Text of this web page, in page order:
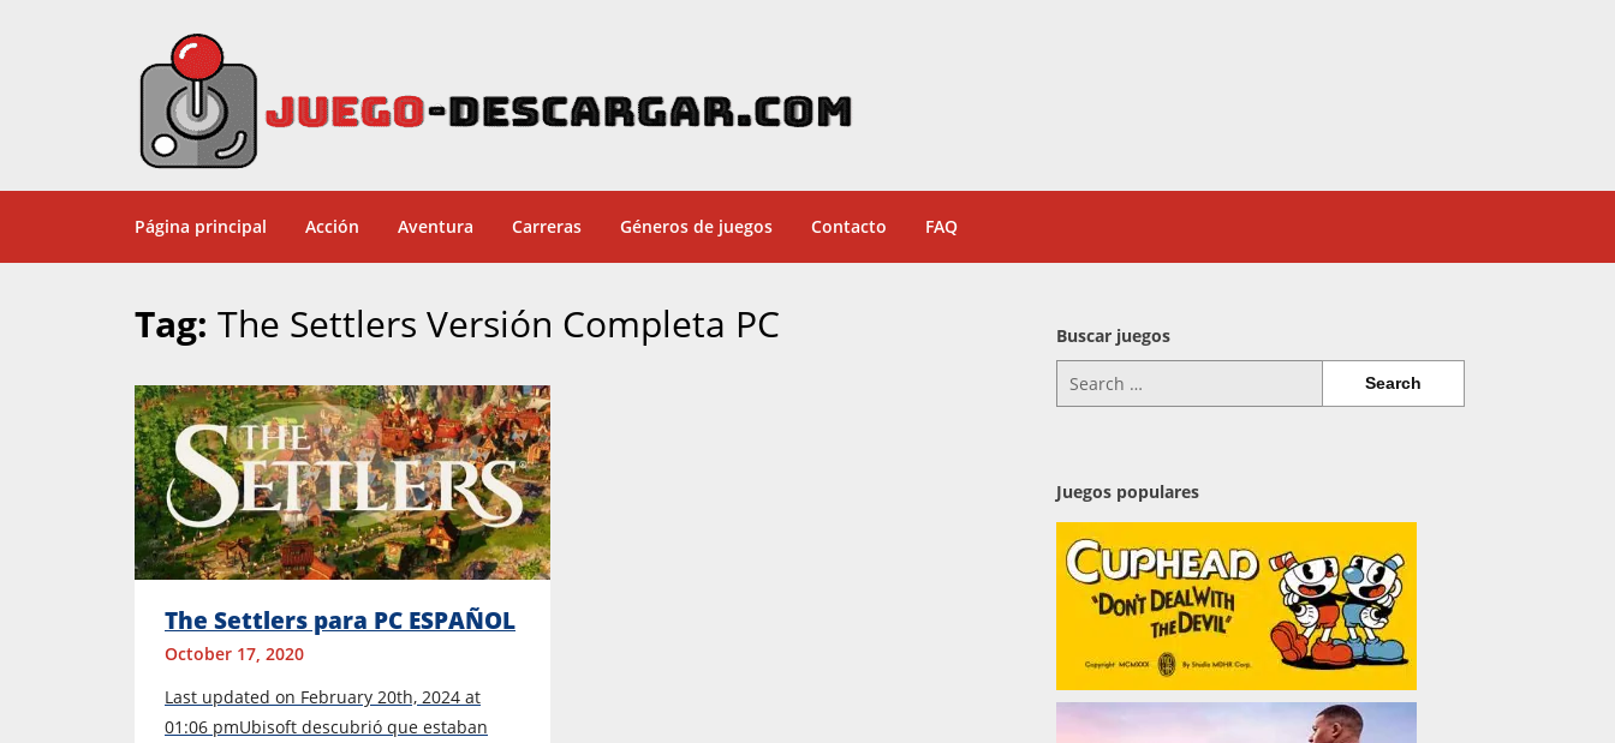
Página principal Acción Aventura Carreras Géneros de juegos Contacto FAQ
Tag: The Settlers Versión Completa PC
The Settlers para PC ESPAÑOL
October 17, 2020
Last updated on February 20th, 2024 at
01:06 pmUbisoft descubrió que estaban
Buscar juegos
for:
Juegos populares